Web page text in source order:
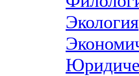
Экология